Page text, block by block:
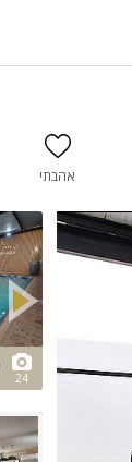
אהבתי
2/24
24